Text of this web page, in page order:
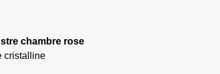
chambre rose
cristalline